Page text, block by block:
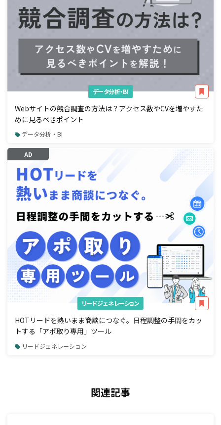
データ分析・BI
Webサイトの競合調査の方法は？アクセス数やCVを増やすた
めに見るべきポイント
データ分析・BI
AD
リードジェネレーション
HOTリードを熱いまま商談につなぐ。日程調整の手間をカッ
トする「アポ取り専用」ツール
リードジェネレーション
関連記事